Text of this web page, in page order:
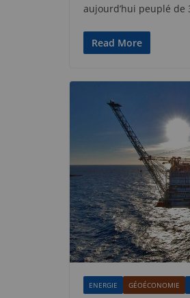
aujourd’hui peuplé de
Read More
ENERGIE GÉOÉCONOMIE